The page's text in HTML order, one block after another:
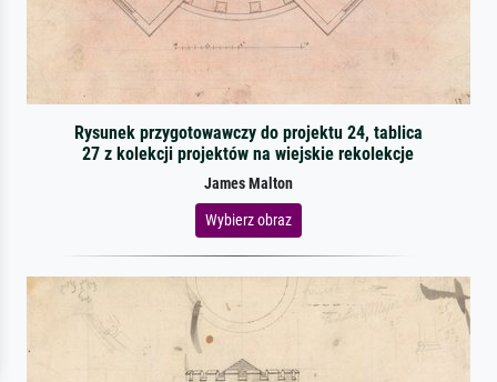
Rysunek przygotowawczy do projektu 24, tablica
27 z kolekcji projektów na wiejskie rekolekcje
James Malton
Wybierz obraz